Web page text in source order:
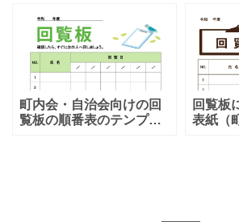
おすすめのテンプレート
となります。温泉旅行や
家族旅行など様々な用途
で、楽しく利用出来る旅
のしおりの素材となりま
す。ダウンロード後に簡
単に編集出来るエクセ
す。シ
ります
より項
利用す
シンプ
となり
払誓約
町内会・自治会向けの回
覧板の順番表のテンプレ
回覧板
表紙（
る「